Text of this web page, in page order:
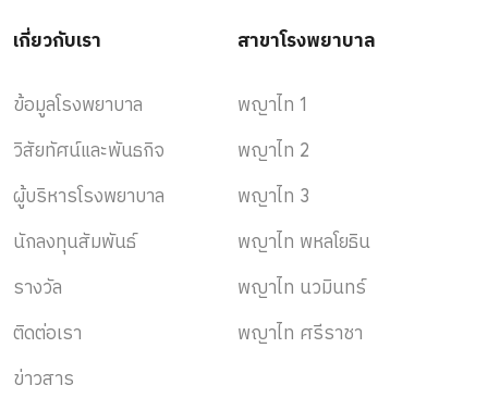
เกี่ยวกับเรา
ข้อมูลโรงพยาบาล
วิสัยทัศน์และพันธกิจ
ผู้บริหารโรงพยาบาล
นักลงทุนสัมพันธ์
รางวัล
ติดต่อเรา
ข่าวสาร
สาขาโรงพยาบาล
พญาไท 1
พญาไท 2
พญาไท 3
พญาไท พหลโยธิน
พญาไท นวมินทร์
พญาไท ศรีราชา